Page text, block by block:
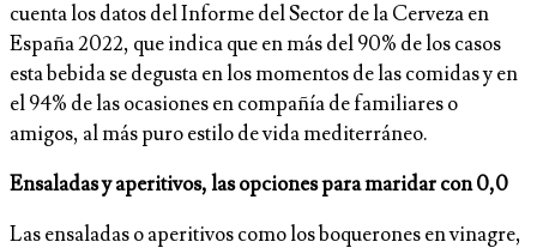
cuenta los datos del Informe del Sector de la Cerveza en
España 2022, que indica que en más del 90% de los casos
esta bebida se degusta en los momentos de las comidas y en
el 94% de las ocasiones en compañía de familiares o
amigos, al más puro estilo de vida mediterráneo.
Ensaladas y aperitivos, las opciones para maridar con 0,0
Las ensaladas o aperitivos como los boquerones en vinagre,